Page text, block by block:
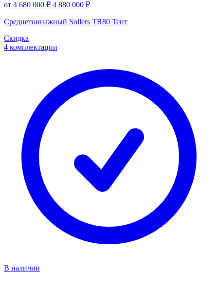
от 4 680 000 ₽ 4 880 000 ₽
Среднетоннажный Sollers TR80 Тент
Скидка
4 комплектации
В наличии